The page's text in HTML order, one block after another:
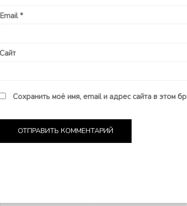
Email*
Сайт
Сохранить моё имя, email и адрес сайта в этом